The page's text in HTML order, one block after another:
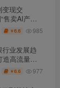
变现交
售卖AI产品
￥6.6 985
业发展趋
高流量优
￥6.6 977